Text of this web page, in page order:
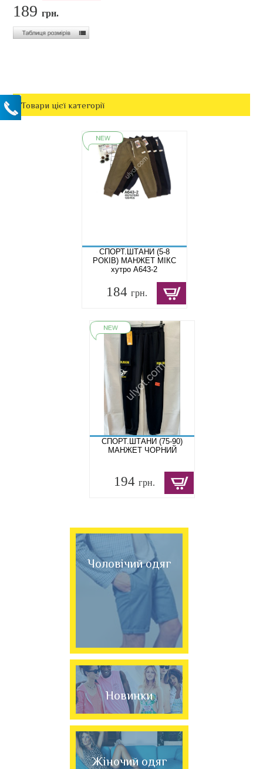
189грн.
Товари цієї категорії
СПОРТ.ШТАНИ (5-8
РОКІВ) МАНЖЕТ МІКС
хутро A643-2
184 грн.
СПОРТ.ШТАНИ (75-90)
МАНЖЕТ ЧОРНИЙ
194 грн.
Чоловічий одяг
Новинки
Жіночий одяг